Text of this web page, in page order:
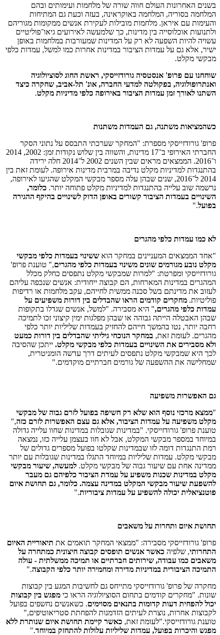
בשנים האחרונות העולם חווה שורה של מלחמות ועימותים ובהם
המלחמה בסוריה, המלחמה באוקראינה, בעזה וכעת גם המתיחות
והעימות עם איראן. מלחמות מובילות לעקירת אנשים ממקומות מגוריהם
ולתנועות אוכלוסייה בין מדינות, כך שלמעשה לאירועים גיאו־פוליטיים
עשויה להיות השפעה לא רק על המדינות שמעורבות במלחמות באופן
ישיר, אלא גם על עמדות הציבור במדינות אחרות כמו למשל, עמדות כלפי
מבקשי מקלט.
שוחחנו עם פרופ' אנסטסיה גורודזייסקי, ראשת החוג לסוציולוגיה
ואנתרופולוגיה, בפקולטה למדעי החברה, אונ' תל-אביב, שחקרה כיצד
השתנו לאורך זמן עמדות הציבור באירופה כלפי מדיניות מקלט.
כשהמציאות משתנה, גם העמדות משתנות
פרופ' גורודזייסקי מספרת: "המחקר שערכתי התבסס על נתוני הסקר
החברתי האירופי ב־17 מדינות, והשווה בין שלוש נקודות זמן: 2002, 2014
ו־2016
.
הממצאים מראים שבין השנים 2002 ל־2014 חלה ירידה
בהתנגדות למדיניות מקלט נדיבה במרבית מדינות אירופה. לעומת זאת בין
2014 ל־2016, שנים שבהן עלה מספר מבקשי המקלט שהגיעו לאירופה,
נרשמה שוב עלייה בהתנגדות למדיניות מקלט פתוחה יותר. כלומר,
השינויים בעמדות הציבור קשורים באופן הדוק לשינויים בהיקף ההגירה
בפועל.
"
לא כמו עמדות כלפי מהגרים
"אחד הממצאים המעניינים במחקר הוא ששינוי בעמדות כלפי מבקשי
מקלט נובע מגורמים שונים משינוי בעמדות כלפי מהגרים," טוענת פרופ'
גורודזייסקי ומפרטת: "למרות שמבקשי מקלט נתפסים כחלק מכלל
המהגרים במדינות המארחות, הם קבוצה ייחודית: אנשים שנכפה עליהם
לעזוב את מדינתם בשל סכנה ממשית לחייהם, עקב מלחמות או רדיפות
פוליטיות. מחקרים קודמים הראו שהבדלים בין דורות משפיעים על
עמדות כלפי מהגרים," היא מסבירה. "למשל, אנשים שגדלו בתקופות
שבהן האבטלה הייתה גבוהה או שבהן מפלגות ימין קיצוני זכו לתמיכה
רחבה יותר, נטו בהמשך חייהם להחזיק בעמדות שליליות יותר כלפי
מהגרים. לעומת זאת, במחקר הנוכחי גיליתי שהבדלים בין דורות כמעט
ולא מסבירים את השינויים בעמדות כלפי מבקשי מקלט. ייתכן שהסיבה
לכך היא שמבקשי מקלט נתפסים לעיתים דרך עדשה הומניטרית,
שמחלישה את ההשפעה של גורמים חברתיים מוקדמים.
"
גם האפשרות משפיעה
"ממצא מרכזי נוסף הוא שלא רק חשיפה בפועל לזרם גבוה של מבקשי
מקלט משפיעה על עמדות הציבור, אלא גם עצם האפשרות לזרם כזה,"
טוענת פרופ' גורודזייסקי. "במדינות שגובלות במדינות שחוו עלייה גדולה
במיוחד במספר מבקשי המקלט, אבל לא חוו בעצמן עלייה כזו, נמצאה
רמת התנגדות דומה לזו שבמדינות שקלטו בפועל מספרים גדולים של
מבקשי מקלט. עמדות שליליות במיוחד התגלו במדינות שגובלות עם יותר
ממדינה אחת עם שיעור גבוה של מבקשי מקלט. למעשה, שיעור מבקשי
מקלט במדינות שכנות משפיע על עמדת הציבור כלפיהם גם מעבר
להשפעת שיעור מבקשי המקלט במדינה עצמה. כלומר, גם תחושת איום
פוטנציאלית יכולה להשפיע על עמדות ציבוריות.
"
תחושת איום ותחרות על משאבים
פרופ' גורודזייסקי מסבירה: "ממצאי המחקר תואמים את תיאוריית האיום
התחרותי, שלפיה כאשר אנשים תופסים קבוצה חיצונית כמתחרה על
משאבים כמו עבודה, שירותים חברתיים או תמיכה ממשלתית - עולה
התמיכה הציבורית במדיניות מדירה ומחמירה יותר כלפי הקבוצה.
"
מחקרה של פרופ' גורודזייסקי מתייחס גם לחשיבות המגע בין קבוצות
שונות. "מחקרים קודמים בתחום הסוציולוגיה הראו כי מפגש בין קבוצות
יכול להפחית דעות קדומות בתנאים מסוימים. כשאנשים נחשפים בפועל
לקבוצות אחרות, נוצרת לעיתים הזדמנות להפחתת סטריאוטיפים,"
טוענת גורודזייסקי."לעומת זאת, כאשר קיימת תחושת איום שנותרת ללא
מפגש והיכרות בפועל, עמדות שליליות עלולות להתחזק במיוחד.
"